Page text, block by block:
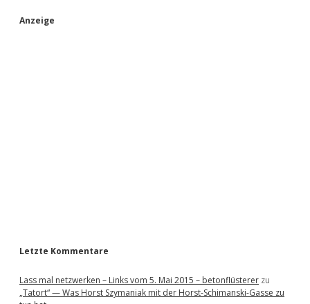
S
Anzeige
Letzte Kommentare
Lass mal netzwerken – Links vom 5. Mai 2015 – betonflüsterer zu
„Tatort“ — Was Horst Szymaniak mit der Horst-Schimanski-Gasse zu